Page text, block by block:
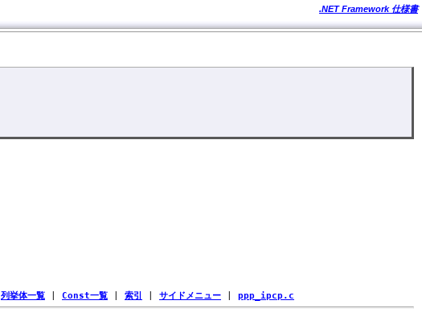
.NET Framework 仕様書
列挙体一覧 Const一覧 索引 サイドメニュー ppp_ipcp.c